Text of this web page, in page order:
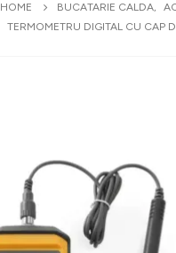
HOME BUCATARIE CALDA,
TERMOMETRU DIGITAL CU CAP